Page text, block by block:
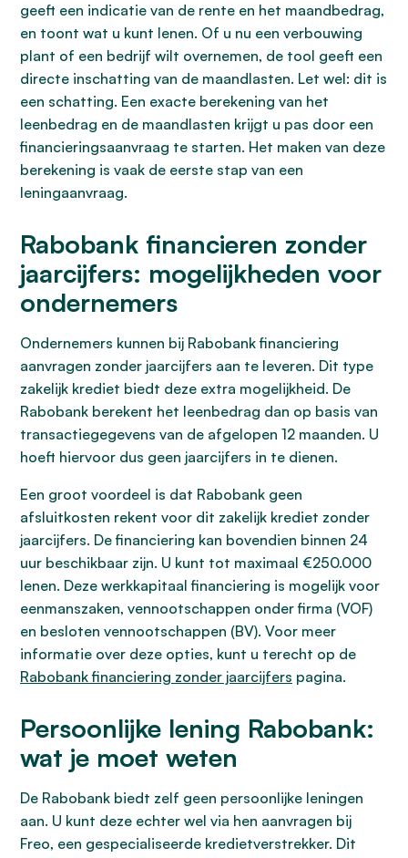
geeft een indicatie van de rente en het maandbedrag,
en toont wat u kunt lenen. Of u nu een verbouwing
plant of een bedrijf wilt overnemen, de tool geeft een
directe inschatting van de maandlasten. Let wel: dit is
een schatting. Een exacte berekening van het
leenbedrag en de maandlasten krijgt u pas door een
financieringsaanvraag te starten. Het maken van deze
berekening is vaak de eerste stap van een
leningaanvraag.
Rabobank financieren zonder
jaarcijfers: mogelijkheden voor
ondernemers
Ondernemers kunnen bij Rabobank financiering
aanvragen zonder jaarcijfers aan te leveren. Dit type
zakelijk krediet biedt deze extra mogelijkheid. De
Rabobank berekent het leenbedrag dan op basis van
transactiegegevens van de afgelopen 12 maanden. U
hoeft hiervoor dus geen jaarcijfers in te dienen.
Een groot voordeel is dat Rabobank geen
afsluitkosten rekent voor dit zakelijk krediet zonder
jaarcijfers. De financiering kan bovendien binnen 24
uur beschikbaar zijn. U kunt tot maximaal €250.000
lenen. Deze werkkapitaal financiering is mogelijk voor
eenmanszaken, vennootschappen onder firma (VOF)
en besloten vennootschappen (BV). Voor meer
informatie over deze opties, kunt u terecht op de
Rabobank financiering zonder jaarcijfers pagina.
Persoonlijke lening Rabobank:
wat je moet weten
De Rabobank biedt zelf geen persoonlijke leningen
aan. U kunt deze echter wel via hen aanvragen bij
Freo, een gespecialiseerde kredietverstrekker. Dit